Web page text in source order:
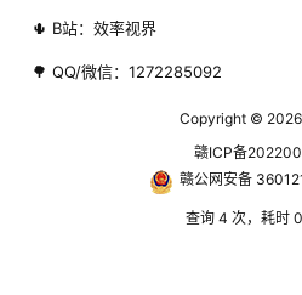
🌵 B站：效率视界
🌳 QQ/微信：1272285092
Copyright © 2026
赣ICP备
赣公网安备
查询 4 次，耗时